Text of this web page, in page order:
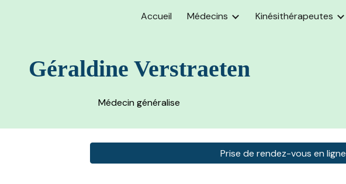
Skip to navigation
Accueil Médecins Kinésithérapeutes
Géraldine Verstraeten
Médecin généralise
Prise de rendez-vous en ligne